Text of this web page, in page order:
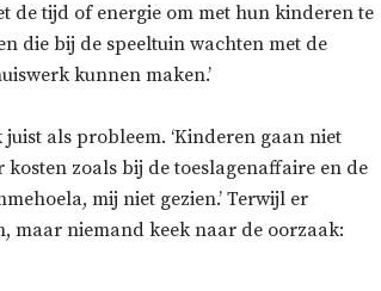
de tijd of energie om met hun kinderen te
die bij de speeltuin wachten met de
kunnen maken.’
als probleem. ‘Kinderen gaan niet
zoals bij de toeslagenaffaire en de
mij niet gezien.’ Terwijl er
maar niemand keek naar de oorzaak: